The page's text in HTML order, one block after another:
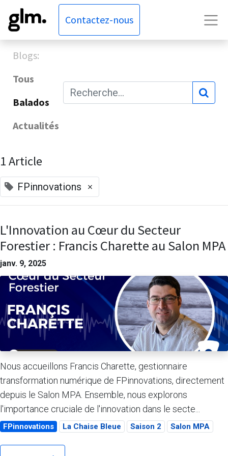
Contactez-nous
Blogs:
Tous
Balados
Actualités
1 Article
FPinnovations ×
L'Innovation au Cœur du Secteur
Forestier : Francis Charette au Salon MPA
janv. 9, 2025
Nous accueillons Francis Charette, gestionnaire
transformation numérique de FPinnovations, directement
depuis le Salon MPA. Ensemble, nous explorons
l'importance cruciale de l'innovation dans le secte...
FPinnovations La Chaise Bleue Saison 2 Salon MPA